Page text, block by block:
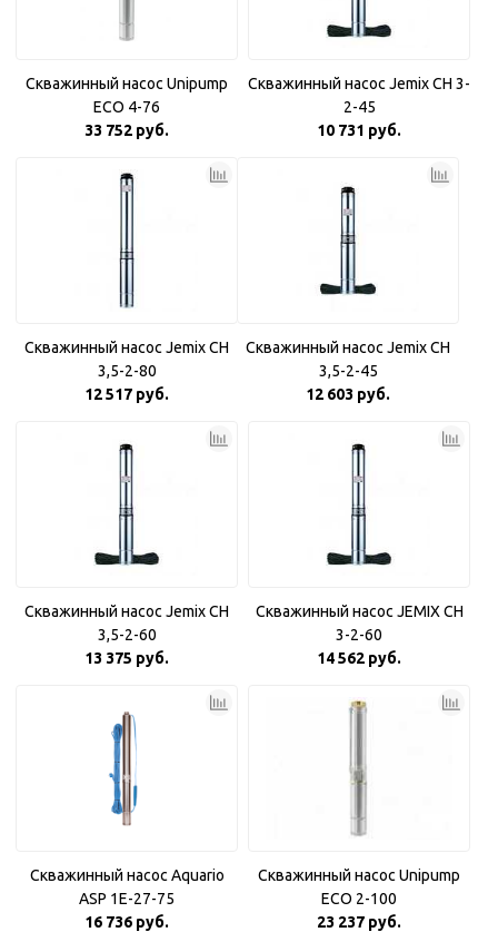
Скважинный насос Unipump
ECO 4-76
33 752 руб.
Скважинный насос Jemix CH 3-
2-45
10 731 руб.
Скважинный насос Jemix CH
3,5-2-80
12 517 руб.
Скважинный насос Jemix CH
3,5-2-45
12 603 руб.
Скважинный насос Jemix CH
3,5-2-60
13 375 руб.
Скважинный насос JEMIX CH
3-2-60
14 562 руб.
Скважинный насос Aquario
ASP 1E-27-75
16 736 руб.
Скважинный насос Unipump
ECO 2-100
23 237 руб.